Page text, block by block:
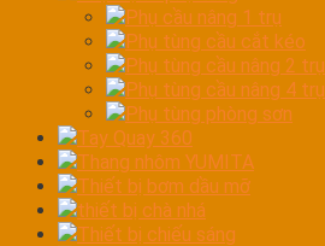
Phụ cầu nâng 1 trụ
Phụ tùng cầu cắt kéo
Phụ tùng cầu nâng 2 trụ
Phụ tùng cầu nâng 4 trụ
Phụ tùng phòng sơn
Tay Quay 360
Thang nhôm YUMITA
Thiết bị bơm dầu mỡ
thiết bị chà nhá
Thiết bị chiếu sáng